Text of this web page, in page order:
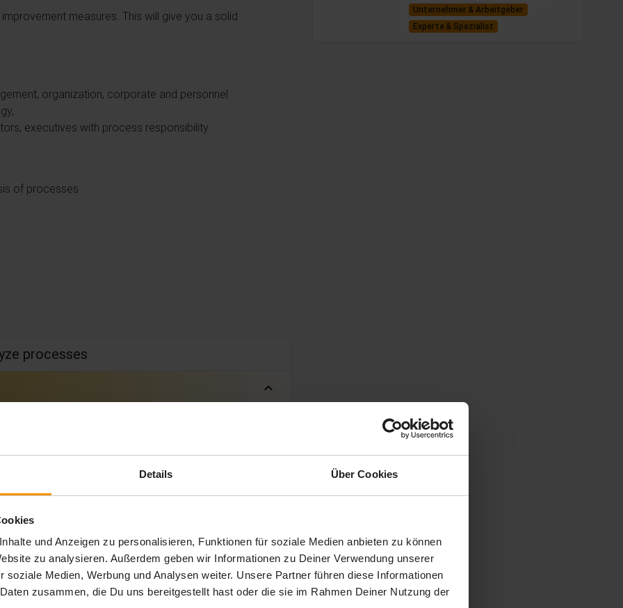
Details Über Cookies
und Anzeigen zu personalisieren, Funktionen für soziale Medien anbieten zu können
zu analysieren. Außerdem geben wir Informationen zu Deiner Verwendung unserer
soziale Medien, Werbung und Analysen weiter. Unsere Partner führen diese Informationen
zusammen, die Du uns bereitgestellt hast oder die sie im Rahmen Deiner Nutzung der
Unternehmer & Arbeitgeber
Experte & Spezialist
measures. This will give you a solid
organization, corporate and personnel
executives with process responsibility
of processes
processes
expand_less